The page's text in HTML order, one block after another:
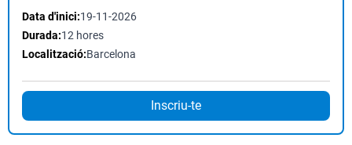
Data d'inici:19-11-2026
Durada:12 hores
Localització:Barcelona
Inscriu-te